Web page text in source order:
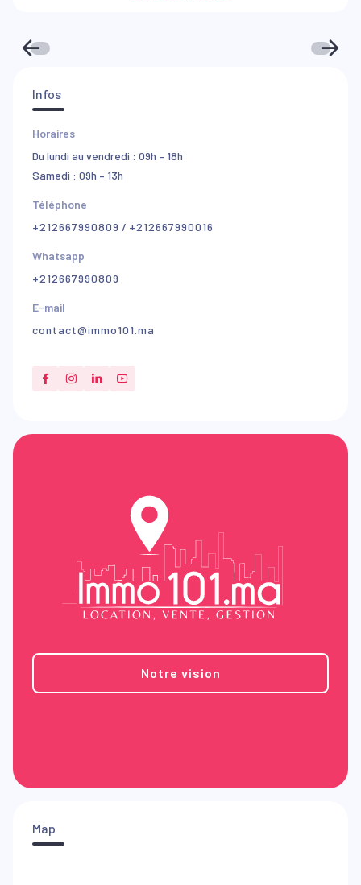
Infos
Horaires
Du lundi au vendredi : 09h – 18h
Samedi : 09h – 13h
Téléphone
+212667990809 / +212667990016
Whatsapp
+212667990809
E-mail
contact@immo101.ma
Notre vision
Map